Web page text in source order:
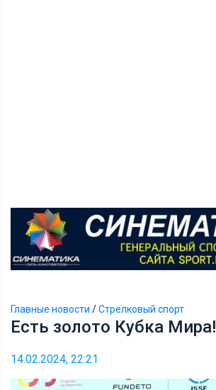
Главные новости /Стрелковый спорт
Есть золото Кубка Мира!
14.02.2024, 22:21